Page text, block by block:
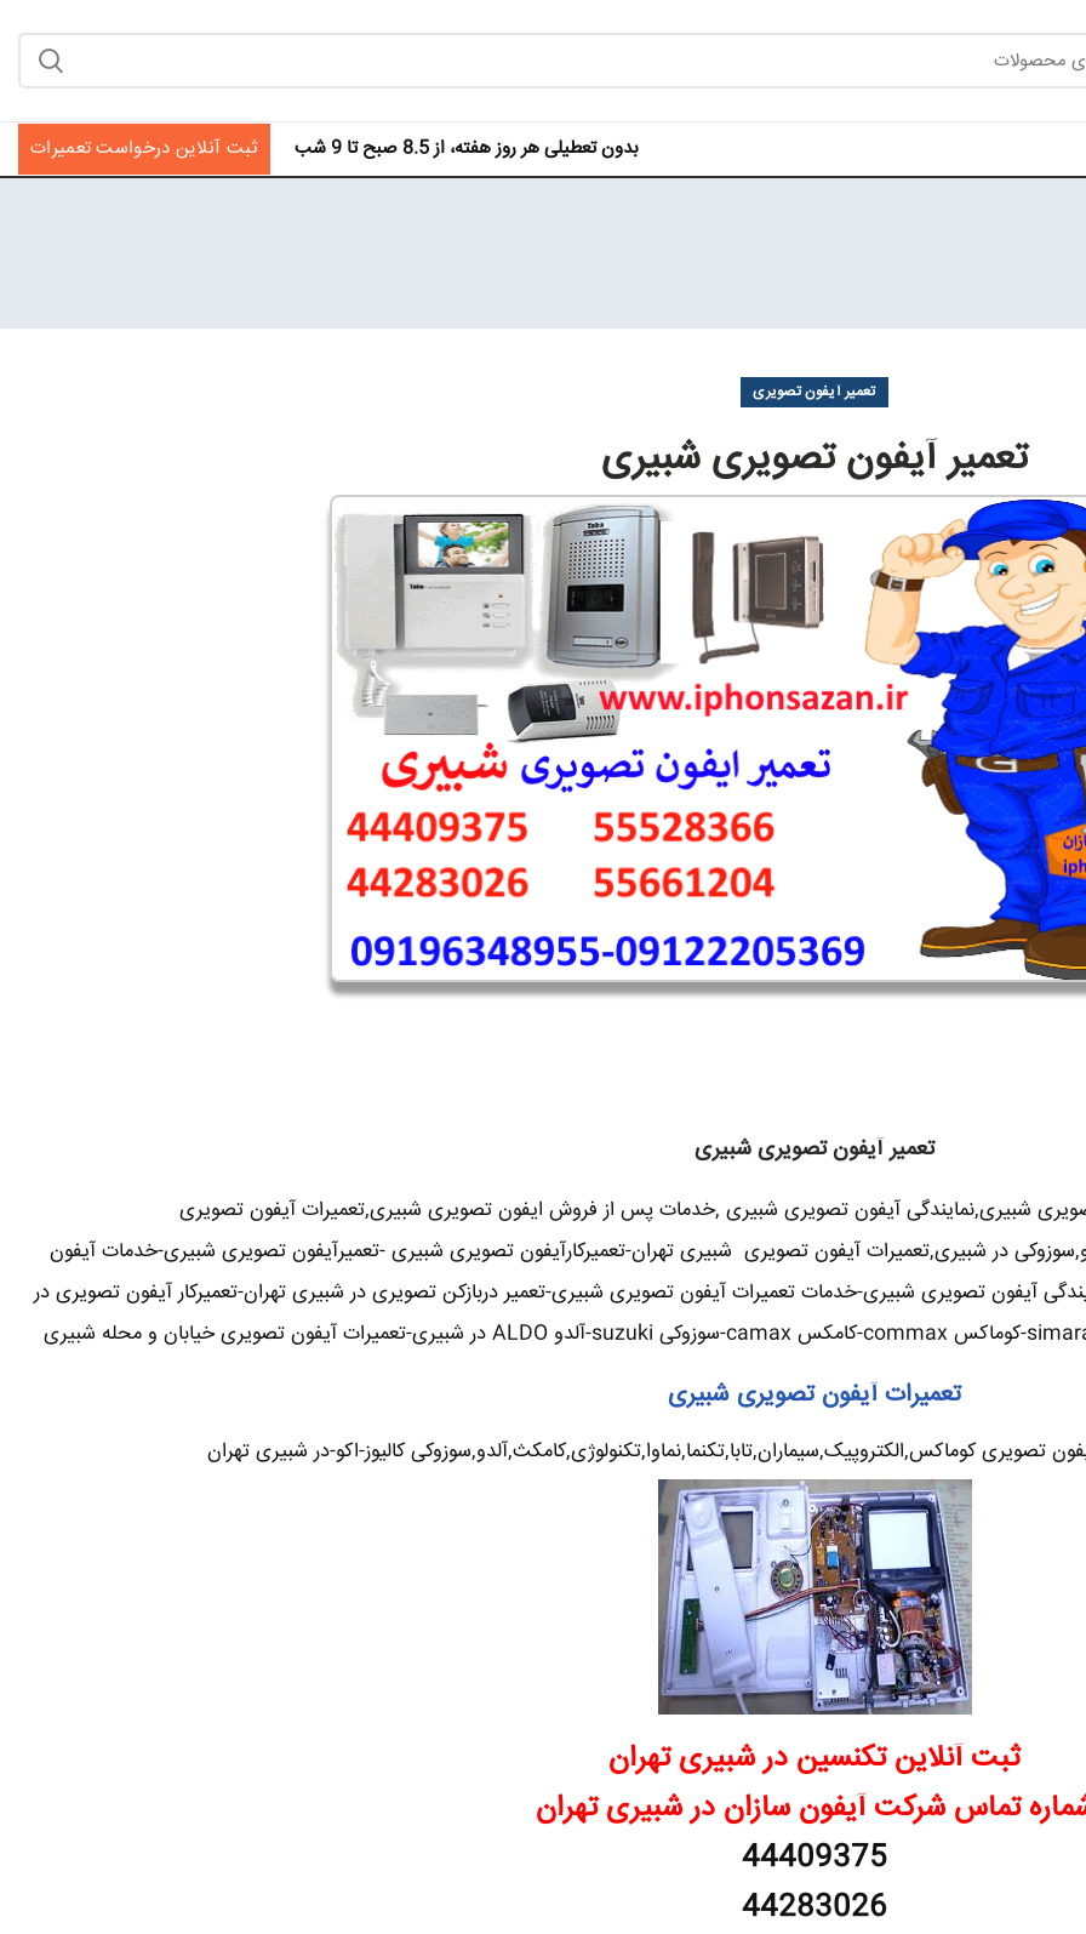
بدون تعطیلی هر روز هفته، از 8.5 صبح تا 9 شب ثبت آنلاین درخواست تعمیرات
تعمیر آیفون تصویری
تعمیر آیفون تصویری شبیری
تعمیر آیفون تصویری شبیری
شبیری,نمایندگی آیفون تصویری شبیری ,خدمات پس از فروش ایفون تصویری شبیری,تعمیرات آیفون تصویری
در شبیری,تعمیرات آیفون تصویری شبیری تهران-تعمیرکارآیفون تصویری شبیری -تعمیرآیفون تصویری شبیری-خدمات آیفون
آیفون تصویری شبیری-خدمات تعمیرات آیفون تصویری شبیری-تعمیر دربازکن تصویری در شبیری تهران-تعمیرکار آیفون تصویری در
تعمیرات آیفون تصویری شبیری
تصویری کوماکس,الکتروپیک,سیماران,تابا,تکنما,نماوا,تکنولوژی,کامکث,آلدو,سوزوکی کالیوز-اکو-در شبیری تهران
ثبت آنلاین تکنسین در شبیری تهران
تماس شرکت آیفون سازان در شبیری تهران
44409375
44283026